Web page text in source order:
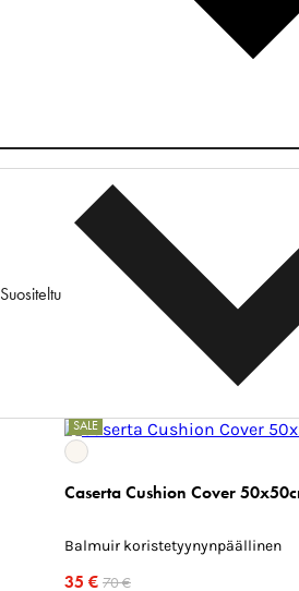
Suositeltu
SALE
Caserta Cushion Cover
Balmuir koristetyynynpäällinen
35 € 70 €